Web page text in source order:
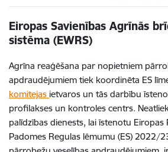
Eiropas Savienības Agrīnās
sistēma (EWRS)
Agrīna reaģēšana par nopietniem
apdraudējumiem tiek koordinēta ES
komitejas ietvaros un tās darbību
profilakses un kontroles centrs.
palīdzības dienests, lai īstenotu Eiropas
Padomes Regulas lēmumu (ES) 2022/